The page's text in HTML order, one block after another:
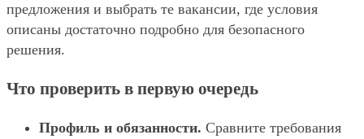
предложения и выбрать те вакансии, где условия
описаны достаточно подробно для безопасного
решения.
Что проверить в первую очередь
Профиль и обязанности. Сравните требования